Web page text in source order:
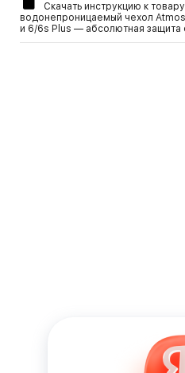
Скачать инструкцию к
водонепроницаемый чехол
и 6/6s Plus — абсолютная защита